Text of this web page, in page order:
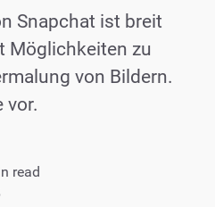
Snapchat ist breit
Möglichkeiten zu
von Bildern.
vor.
read